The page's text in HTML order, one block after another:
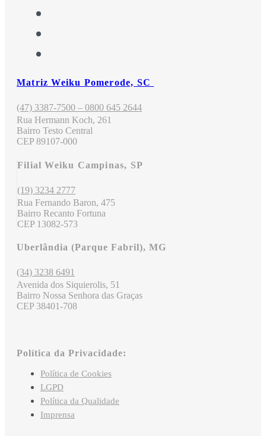
Matriz Weiku Pomerode, SC
(47) 3387-7500 – 0800 645 2644
Rua Hermann Koch, 261
Bairro Testo Central
CEP 89107-000
Filial Weiku Campinas, SP
(19) 3234 2777
Rua Fernando Baron, 475
Bairro Recanto Fortuna
CEP 13082-573
Uberlândia (Parque Fabril), MG
(34) 3238 6491
Avenida dos Siquierolis, 51
Bairro Nossa Senhora das Graças
CEP 38401-708
Política da Privacidade:
Política de Cookies
LGPD
Política da Qualidade
Imprensa